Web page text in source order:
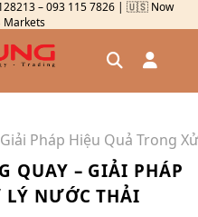
– 093 115 7826 | 🇺🇸 Now
Markets
hàng
Pháp Hiệu Quả Trong
QUAY – GIẢI PHÁP
LÝ NƯỚC THẢI